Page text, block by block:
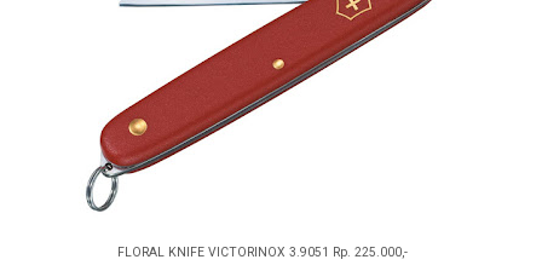
FLORAL KNIFE VICTORINOX 3.9051 Rp. 225.000,-